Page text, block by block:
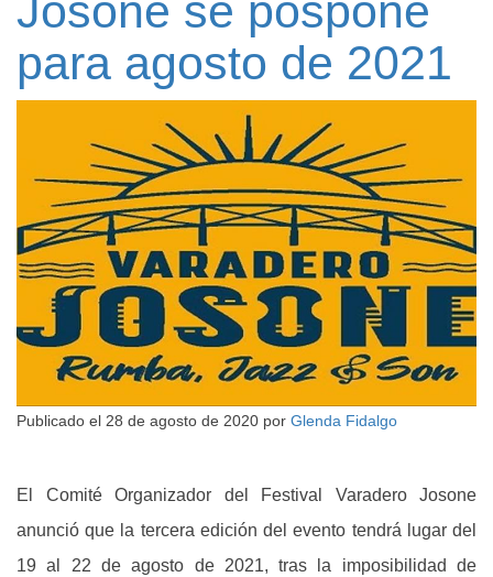
Josone se pospone
para agosto de 2021
Publicado el 28 de agosto de 2020 por Glenda Fidalgo
El Comité Organizador del Festival Varadero Josone
anunció que la tercera edición del evento tendrá lugar del
19 al 22 de agosto de 2021, tras la imposibilidad de